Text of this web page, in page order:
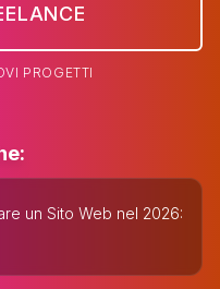
PROGETTI
un Sito Web nel 2026: